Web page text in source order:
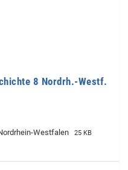
8 Nordrh.-Westf.
Westfalen 25 KB